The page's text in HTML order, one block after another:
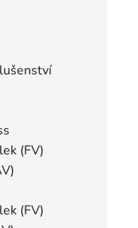
(FV)
(FV)